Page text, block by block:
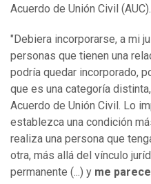
Acuerdo de Unión Civil (AUC).
"Debiera incorporarse, a mi
personas que tienen una
podría quedar incorporado,
que es una categoría
Acuerdo de Unión Civil. Lo
establezca una condición
realiza una persona que
otra, más allá del vínculo
permanente (...) y me